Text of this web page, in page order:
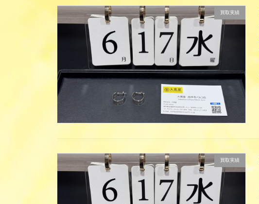
買取実績
買取実績